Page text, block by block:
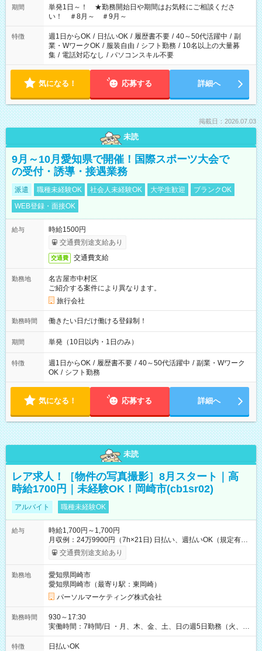
期間
単発1日～！ ★勤務開始日や期間はお気軽にご相談くださ
い！ ＃8月～ ＃9月～
特徴 週1日からOK / 日払いOK / 履歴書不要 / 40～50代活躍中 / 副
業・WワークOK / 服装自由 / シフト勤務 / 10名以上の大量募
集 / 電話対応なし / パソコンスキル不要
気になる！ 応募する 詳細へ
掲載日：2026.07.03
未読
9月～10月愛知県で開催！国際スポーツ大会で
の受付・誘導・接遇業務
派遣 職種未経験OK 社会人未経験OK 大学生歓迎
ブランクOK
WEB登録・面接OK
給与
時給1500円
交通費別途支給あり
交通費 交通費支給
勤務地
名古屋市中村区
ご紹介する案件により異なります。
旅行会社
勤務時間 働きたい日だけ働ける登録制！
期間 単発（10日以内・1日のみ）
特徴 週1日からOK / 履歴書不要 / 40～50代活躍中 / 副業・Wワーク
OK / シフト勤務
気になる！ 応募する 詳細へ
未読
レア求人！［物件の写真撮影］8月スタート｜高
時給1700円｜未経験OK！岡崎市(cb1sr02)
アルバイト 職種未経験OK
給与
時給1,700円～1,700円
月収例：24万9900円（7h×21日) 日払い、週払いOK（規定有
り） 【試用期間】試用期間なし
交通費別途支給あり
勤務地
愛知県岡崎市
愛知県岡崎市（最寄り駅：東岡崎）
パーソルマーケティング株式会社
勤務時間
930～17:30
実働時間：7時間/日 ・月、木、金、土、日の週5日勤務（火、水
は固定休です／夏季、年末年始等、長期休暇有り！） ・ワンシ
フト！ 残業ほぼナシ（0～5h/月）
特徴 日払いOK